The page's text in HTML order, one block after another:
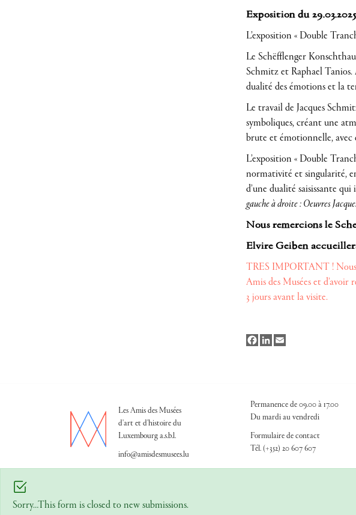
Exposition du
L’exposition « Double
Le Schëfflenger
Schmitz et Raphael Tanios.
dualité des émotions et la
Le travail de Jacques
symboliques, créant une
brute et émotionnelle, avec
L’exposition « Double
normativité et singularité,
d’une dualité saisissante
gauche à droite : Oeuvres
Nous remercions le
Elvire Geiben
TRES IMPORTANT ! Nous
Amis des Musées et
3 jours avant la visite.
Sorry…This form is closed to new submissions.
FacebookLinkedIn
Les Amis des Musées
d'art et d'histoire du
Luxembourg a.s.b.l.
info@amisdesmusees.lu
Permanence de 09.00 à 17.00
Du mardi au vendredi
Formulaire de contact
Tél. (+352) 20 607 607